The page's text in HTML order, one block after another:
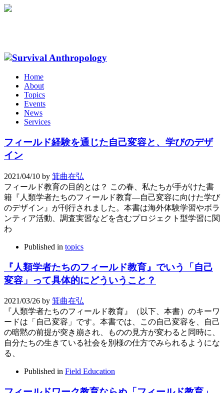
Home
About
Topics
Events
News
Services
フィールド経験を通じた自己変容と、学びのデザ
イン
2021/04/10 by 箕曲在弘
フィールド教育の目的とは？ この春、私たちが手がけた書
籍『人類学者たちのフィールド教育––自己変容に向けた学び
のデザイン』が刊行されました。本書は海外体験学習やボラ
ンティア活動、調査実習などを含むプロジェクト型学習に関
わ
Published in topics
『人類学者たちのフィールド教育』でいう「自己
変容」って具体的にどういうこと？
2021/03/26 by 箕曲在弘
『人類学者たちのフィールド教育』（以下、本書）のキーワ
ードは「自己変容」です。本書では、この自己変容を、自己
の暗黙の前提が突き崩され、ものの見方が変わると同時に、
自分たちの生きている社会を別様の仕方でみられるようにな
る、
Published in Field Education